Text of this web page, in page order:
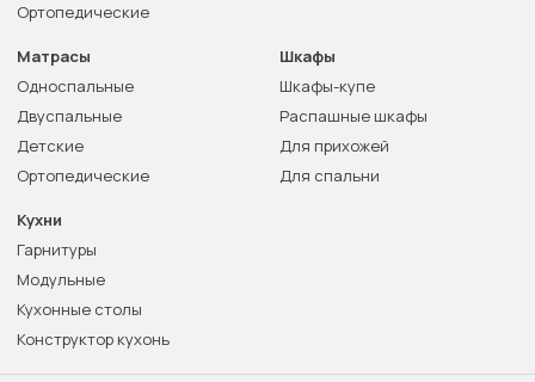
Ортопедические
Матрасы
Односпальные
Двуспальные
Детские
Ортопедические
Шкафы
Шкафы-купе
Распашные шкафы
Для прихожей
Для спальни
Кухни
Гарнитуры
Модульные
Кухонные столы
Конструктор кухонь